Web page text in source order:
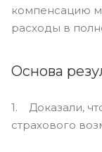
компенсацию
расходы в
Основа
1. Доказали,
страхового